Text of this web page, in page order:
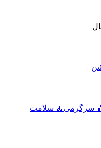
سرگرمی 🧘 سلامت